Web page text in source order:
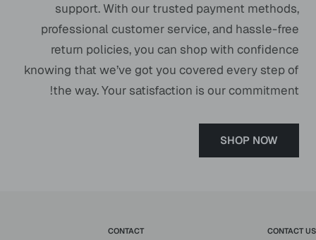
support. With our trusted payment methods,
professional customer service, and hassle-free
return policies, you can shop with confidence
knowing that we’ve got you covered every step of
the way. Your satisfaction is our commitment!
SHOP NOW
CONTACT US
CONTACT